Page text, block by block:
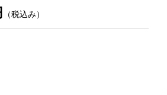
（税込み）